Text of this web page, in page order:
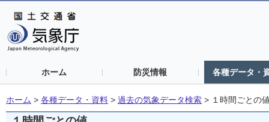
ホーム 防災情報 各種データ・
ホーム > 各種データ・資料 > 過去の気象データ検索 > １時間ごとの